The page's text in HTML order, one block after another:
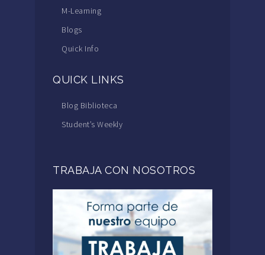
M-Learning
Blogs
Quick Info
QUICK LINKS
Blog Biblioteca
Student’s Weekly
TRABAJA CON NOSOTROS